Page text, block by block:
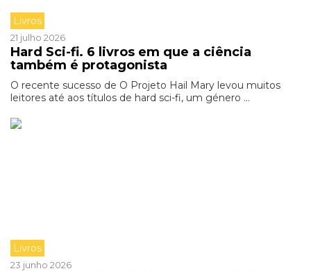
Livros
21 julho 2026
Hard Sci-fi. 6 livros em que a ciência
também é protagonista
O recente sucesso de O Projeto Hail Mary levou muitos
leitores até aos títulos de hard sci-fi, um género ...
Livros
23 junho 2026